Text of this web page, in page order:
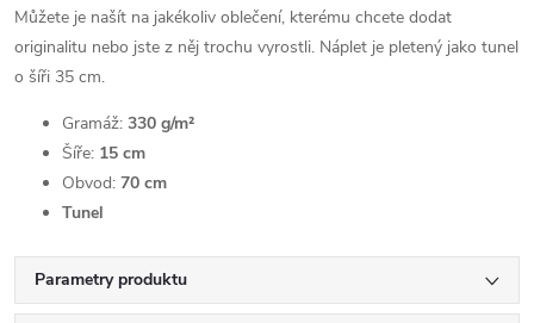
Můžete je našít na jakékoliv oblečení, kterému chcete dodat
originalitu nebo jste z něj trochu vyrostli. Náplet je pletený jako tunel
o šíři 35 cm.
Gramáž: 330 g/m²
Šíře: 15 cm
Obvod: 70 cm
Tunel
Parametry produktu